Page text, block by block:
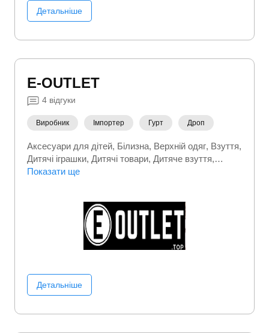
Детальніше
E-OUTLET
4 відгуки
Виробник Імпортер Гурт Дроп
Аксесуари для дітей Білизна Верхній одяг Взуття
Дитячі іграшки Дитячі товари Дитяче взуття
Дитячий верхній одяг
Показати ще
Детальніше